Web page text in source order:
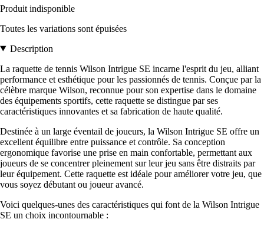
Produit indisponible
Toutes les variations sont épuisées
Description
La raquette de tennis Wilson Intrigue SE incarne l'esprit du jeu, alliant
performance et esthétique pour les passionnés de tennis. Conçue par la
célèbre marque Wilson, reconnue pour son expertise dans le domaine
des équipements sportifs, cette raquette se distingue par ses
caractéristiques innovantes et sa fabrication de haute qualité.
Destinée à un large éventail de joueurs, la Wilson Intrigue SE offre un
excellent équilibre entre puissance et contrôle. Sa conception
ergonomique favorise une prise en main confortable, permettant aux
joueurs de se concentrer pleinement sur leur jeu sans être distraits par
leur équipement. Cette raquette est idéale pour améliorer votre jeu, que
vous soyez débutant ou joueur avancé.
Voici quelques-unes des caractéristiques qui font de la Wilson Intrigue
SE un choix incontournable :